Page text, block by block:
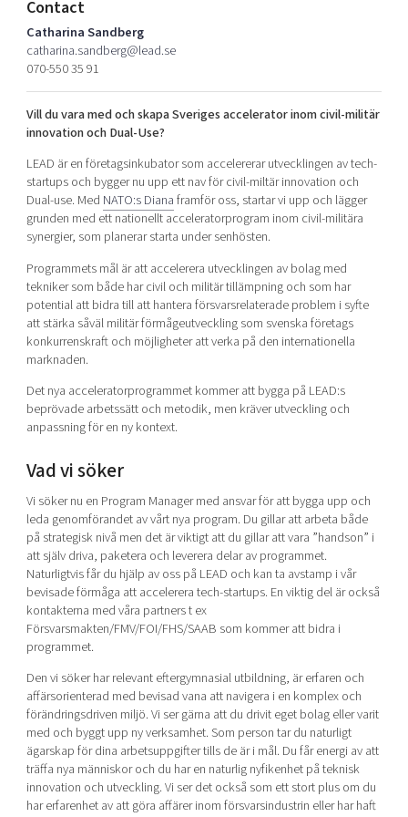
Shaping cities and regions
Bright East
East Sweden Tech Women
Reversed mentorship
Current offers and activities
Upscaling
Talent & skills
Startup & industry collaboration
Offers to boost your business
Funding opportunities
Our community of companies
Projects
Publications
Project toolbox
Our clusters
Reach out to us
Locations
Today's lunch in Mjärdevi
Contact
Catharina Sandberg
catharina.sandberg@lead.se
070-550 35 91
Vill du vara med och skapa Sveriges accelerator inom civil-militär
innovation och Dual-Use?
LEAD är en företagsinkubator som accelererar utvecklingen av tech-
startups och bygger nu upp ett nav för civil-miltär innovation och
Dual-use. Med NATO:s Dianaframför oss, startar vi upp och lägger
grunden med ett nationellt acceleratorprogram inom civil-militära
synergier, som planerar starta under senhösten.
Programmets mål är att accelerera utvecklingen av bolag med
tekniker som både har civil och militär tillämpning och som har
potential att bidra till att hantera försvarsrelaterade problem i syfte
att stärka såväl militär förmågeutveckling som svenska företags
konkurrenskraft och möjligheter att verka på den internationella
marknaden.
Det nya acceleratorprogrammet kommer att bygga på LEAD:s
beprövade arbetssätt och metodik, men kräver utveckling och
anpassning för en ny kontext.
Vad vi söker
Vi söker nu en Program Manager med ansvar för att bygga upp och
leda genomförandet av vårt nya program. Du gillar att arbeta både
på strategisk nivå men det är viktigt att du gillar att vara ”handson” i
att själv driva, paketera och leverera delar av programmet.
Naturligtvis får du hjälp av oss på LEAD och kan ta avstamp i vår
bevisade förmåga att accelerera tech-startups. En viktig del är också
kontakterna med våra partners t ex
Försvarsmakten/FMV/FOI/FHS/SAAB som kommer att bidra i
programmet.
Den vi söker har relevant eftergymnasial utbildning, är erfaren och
affärsorienterad med bevisad vana att navigera i en komplex och
förändringsdriven miljö. Vi ser gärna att du drivit eget bolag eller varit
med och byggt upp ny verksamhet. Som person tar du naturligt
ägarskap för dina arbetsuppgifter tills de är i mål. Du får energi av att
träffa nya människor och du har en naturlig nyfikenhet på teknisk
innovation och utveckling. Vi ser det också som ett stort plus om du
har erfarenhet av att göra affärer inom försvarsindustrin eller har haft